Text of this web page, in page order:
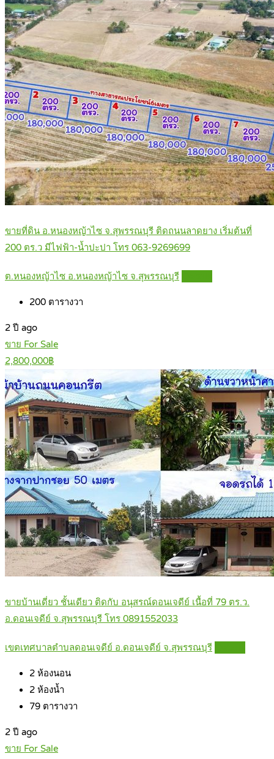
ขายที่ดิน อ.หนองหญ้าไซ จ.สุพรรณบุรี ติดถนนลาดยาง เริ่มต้นที่
200 ตร.ว มีไฟฟ้า-น้ำปะปา โทร 063-9269699
ต.หนองหญ้าไซ อ.หนองหญ้าไซ จ.สุพรรณบุรี
200 ตารางวา
2 ปี ago
ขาย For Sale
2,800,000฿
ขายบ้านเดี่ยว ชั้นเดียว ติดกับ อนุสรณ์ดอนเจดีย์ เนื้อที่ 79 ตร.ว.
อ.ดอนเจดีย์ จ.สุพรรณบุรี โทร 0891552033
เขตเทศบาลตำบลดอนเจดีย์ อ.ดอนเจดีย์ จ.สุพรรณบุรี
2 ห้องนอน
2 ห้องน้ำ
79 ตารางวา
2 ปี ago
ขาย For Sale